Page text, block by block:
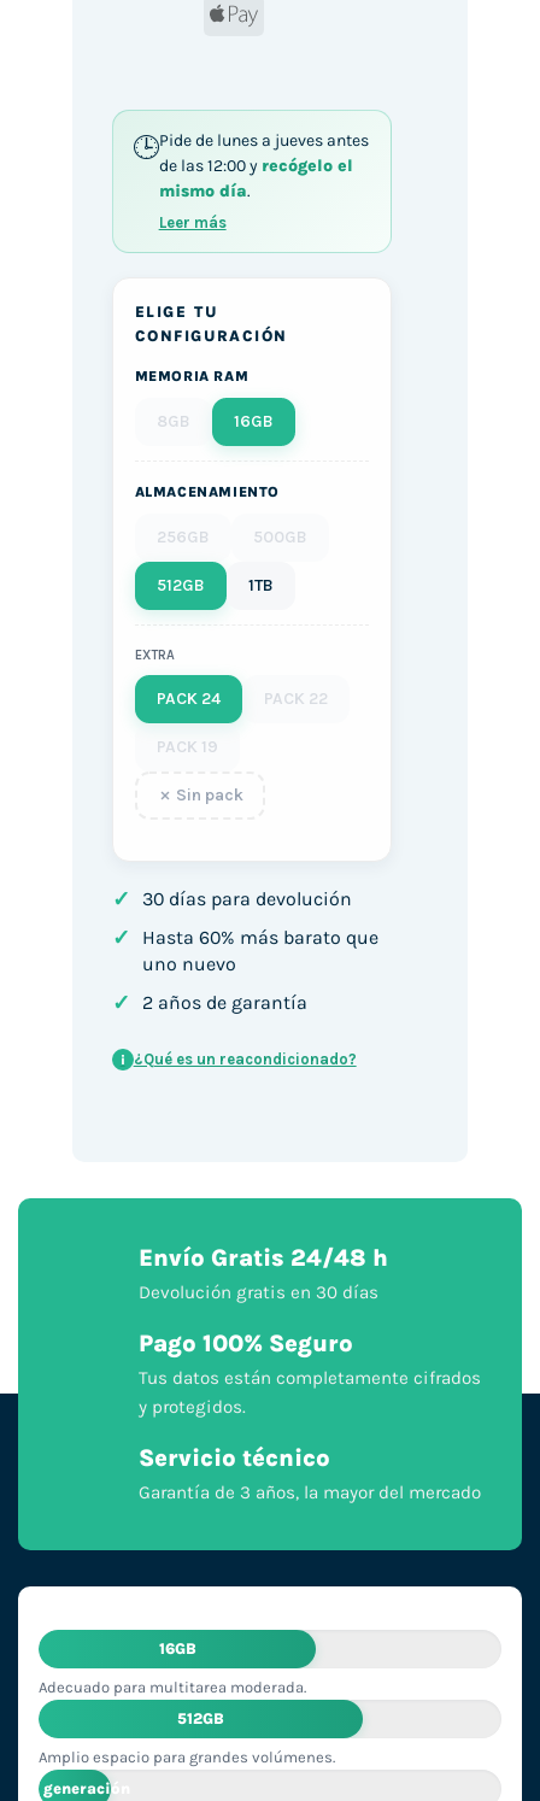
Apple
Pide de lunes a jueves antes
de las 12:00 y recógelo el
mismo día.
Leer más
ELIGE TU
CONFIGURACIÓN
MEMORIA RAM
8GB 16GB
ALMACENAMIENTO
256GB 500GB
512GB 1TB
EXTRA
PACK 24 PACK 22
PACK 19
Sin pack
✓ 30 días para devolución
✓
Hasta 60% más barato que
uno nuevo
✓ 2 años de garantía
i ¿Qué es un reacondicionado?
Envío Gratis 24/48 h
Devolución gratis en 30 días
Pago 100% Seguro
Tus datos están completamente cifrados
y protegidos.
Servicio técnico
Garantía de 3 años, la mayor del mercado
16GB
Adecuado para multitarea moderada.
512GB
Amplio espacio para grandes volúmenes.
2ª generación